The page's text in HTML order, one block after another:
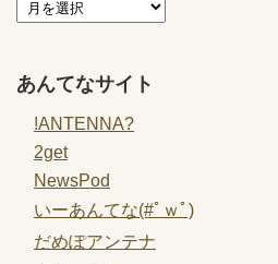
あんてなサイト
!ANTENNA?
2get
NewsPod
いーあんてな(#ﾟｗﾟ)
だめぽアンテナ